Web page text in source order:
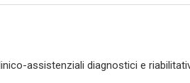
assistenziali diagnostici e